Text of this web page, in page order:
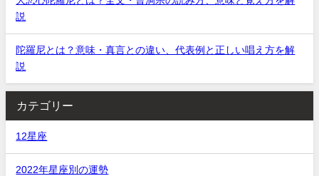
説
陀羅尼とは？意味・真言との違い、代表例と正しい唱え方を解
説
カテゴリー
12星座
2022年星座別の運勢